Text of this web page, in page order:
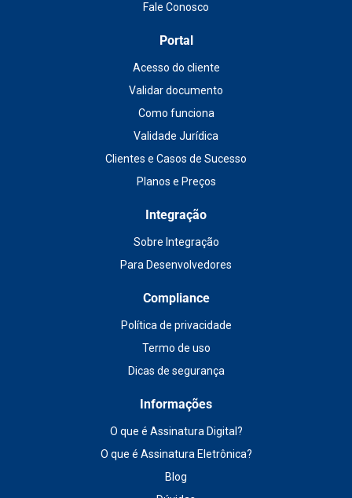
Fale Conosco
Portal
Acesso do cliente
Validar documento
Como funciona
Validade Jurídica
Clientes e Casos de Sucesso
Planos e Preços
Integração
Sobre Integração
Para Desenvolvedores
Compliance
Política de privacidade
Termo de uso
Dicas de segurança
Informações
O que é Assinatura Digital?
O que é Assinatura Eletrônica?
Blog